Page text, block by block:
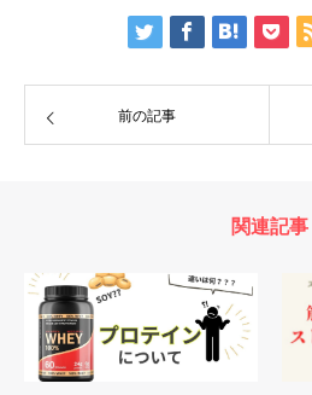
前の記事
関連記事